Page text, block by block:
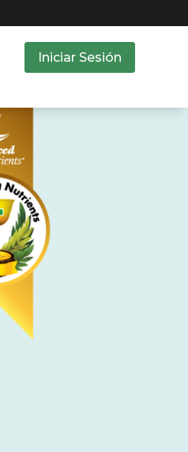
Iniciar Sesión